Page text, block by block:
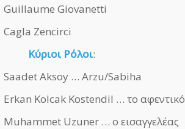
Guillaume Giovanetti
Cagla Zencirci
Κύριοι Ρόλοι:
Saadet Aksoy … Arzu/Sabiha
Erkan Kolcak Kostendil … το αφεντικό
Muhammet Uzuner … ο εισαγγελέας